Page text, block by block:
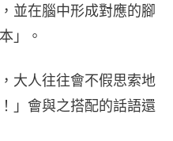
並在腦中形成對應的腳
」。
大人往往會不假思索地
」會與之搭配的話語還